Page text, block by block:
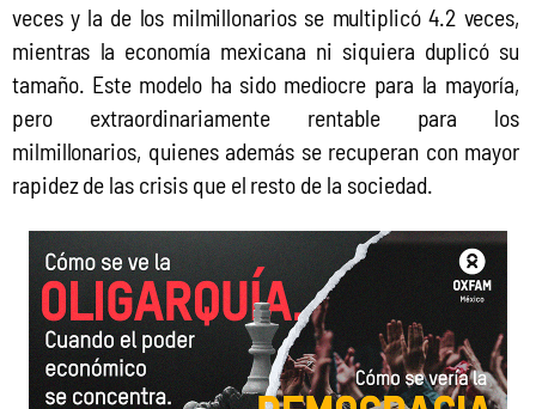
veces y la de los milmillonarios se multiplicó 4.2 veces,
mientras la economía mexicana ni siquiera duplicó su
tamaño. Este modelo ha sido mediocre para la mayoría,
pero extraordinariamente rentable para los
milmillonarios, quienes además se recuperan con mayor
rapidez de las crisis que el resto de la sociedad.